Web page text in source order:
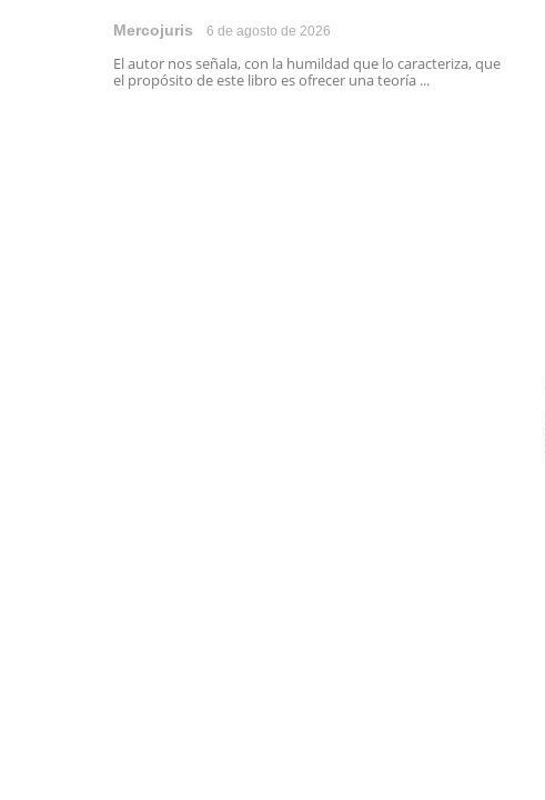
Mercojuris 6 de agosto de 2026
El autor nos señala, con la humildad que lo caracteriza, que
el propósito de este libro es ofrecer una teoría ...